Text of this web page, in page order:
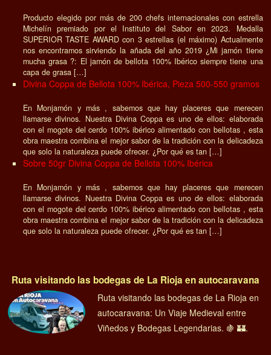
Producto elegido por más de 200 chefs internacionales con estrella
Michelín premiado por el Instituto del Sabor en 2023. Medalla
SUPERIOR TASTE AWARD con 3 estrellas (el máximo) Actualmente
nos encontramos sirviendo la añada del año 2019 ¿Mi jamón tiene
mucha grasa ?: El jamón de bellota 100% Ibérico siempre tiene una
capa de grasa […]
Divina Coppa de Bellota 100% Ibérica, Pieza 500-550 gramos
En Monjamón y más , sabemos que hay placeres que merecen
llamarse divinos. Nuestra Divina Coppa es uno de ellos: elaborada
con el mogote del cerdo 100% ibérico alimentado con bellotas , esta
obra maestra combina el mejor sabor de la tradición con la delicadeza
que solo la naturaleza puede ofrecer. ¿Por qué es tan […]
Sobre 50gr Divina Coppa de Bellota 100% Ibérica
En Monjamón y más , sabemos que hay placeres que merecen
llamarse divinos. Nuestra Divina Coppa es uno de ellos: elaborada
con el mogote del cerdo 100% ibérico alimentado con bellotas , esta
obra maestra combina el mejor sabor de la tradición con la delicadeza
que solo la naturaleza puede ofrecer. ¿Por qué es tan […]
Ruta visitando las bodegas de La Rioja en autocaravana
Ruta visitando las bodegas de La Rioja en
autocaravana: Un Viaje Medieval entre
Viñedos y Bodegas Legendarias. 🍇 🏰.